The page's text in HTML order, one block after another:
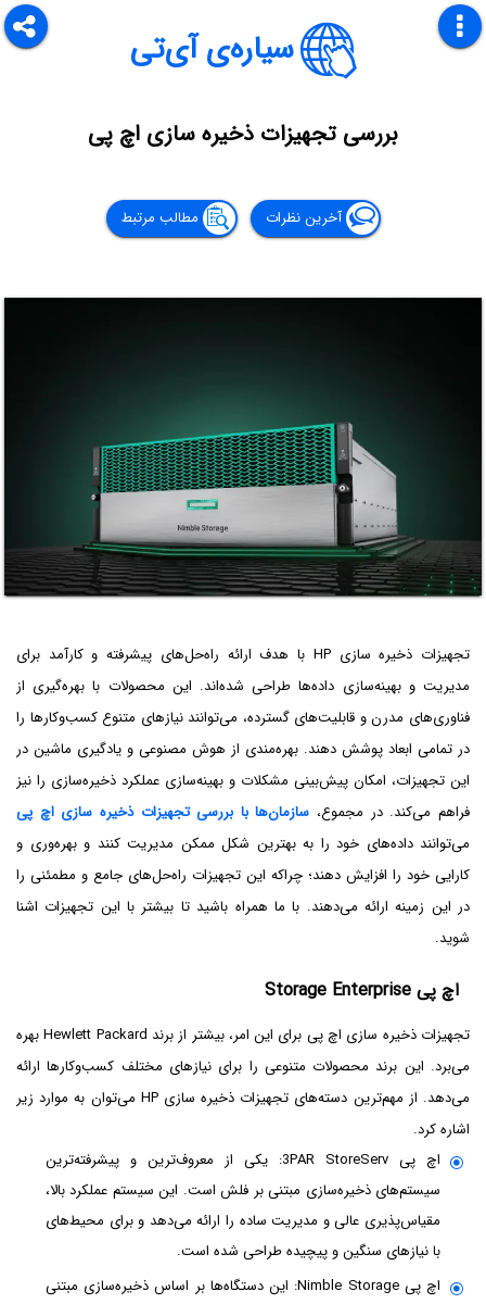
سیاره‌ی آی‌تی
بررسی تجهیزات ذخیره ‌سازی اچ پی
آخرین نظرات مطالب مرتبط
تجهیزات ذخیره ‌سازی HP با هدف ارائه راه‌حل‌های پیشرفته و کارآمد برای
مدیریت و بهینه‌سازی داده‌ها طراحی شده‌اند. این محصولات با بهره‌گیری از
فناوری‌های مدرن و قابلیت‌های گسترده، می‌توانند نیازهای متنوع کسب‌وکارها را
در تمامی ابعاد پوشش دهند. بهره‌مندی از هوش مصنوعی و یادگیری ماشین در
این تجهیزات، امکان پیش‌بینی مشکلات و بهینه‌سازی عملکرد ذخیره‌سازی را نیز
فراهم می‌کند. در مجموع، سازمان‌ها با بررسی تجهیزات ذخیره ‌سازی اچ پی
می‌توانند داده‌های خود را به بهترین شکل ممکن مدیریت کنند و بهره‌وری و
کارایی خود را افزایش دهند؛ چراکه این تجهیزات راه‌حل‌های جامع و مطمئنی را
در این زمینه ارائه می‌دهند. با ما همراه باشید تا بیشتر با این تجهیزات اشنا
شوید.
اچ پی Storage Enterprise
تجهیزات ذخیره ‌سازی اچ پی برای این امر، بیشتر از برند Hewlett Packard بهره
می‌برد. این برند محصولات متنوعی را برای نیازهای مختلف کسب‌وکارها ارائه
می‌دهد. از مهم‌ترین دسته‌های تجهیزات ذخیره ‌سازی HP می‌توان به موارد زیر
اشاره کرد.
اچ پی 3PAR StoreServ: یکی از معروف‌ترین و پیشرفته‌ترین
سیستم‌های ذخیره‌سازی مبتنی بر فلش است. این سیستم عملکرد بالا،
مقیاس‌پذیری عالی و مدیریت ساده را ارائه می‌دهد و برای محیط‌های
با نیازهای سنگین و پیچیده طراحی شده است.
اچ پی Nimble Storage: این دستگاه‌ها بر اساس ذخیره‌سازی مبتنی